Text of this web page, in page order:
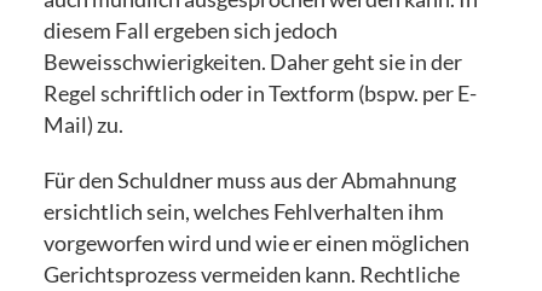
diesem Fall ergeben sich jedoch
Beweisschwierigkeiten. Daher geht sie in der
Regel schriftlich oder in Textform (bspw. per E-
Mail) zu.
Für den Schuldner muss aus der Abmahnung
ersichtlich sein, welches Fehlverhalten ihm
vorgeworfen wird und wie er einen möglichen
Gerichtsprozess vermeiden kann. Rechtliche